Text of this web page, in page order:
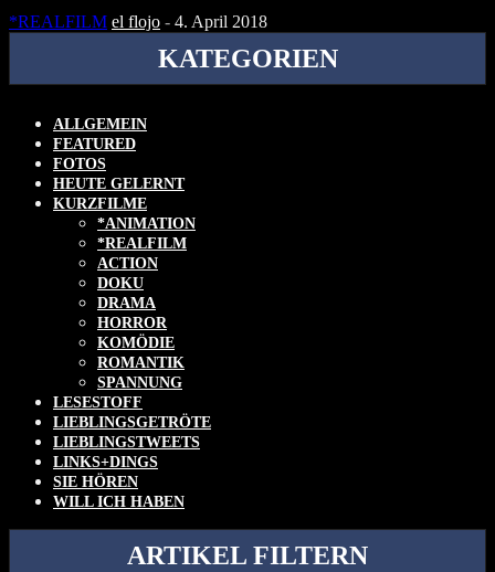
*REALFILM el flojo - 4. April 2018
KATEGORIEN
ALLGEMEIN
FEATURED
FOTOS
HEUTE GELERNT
KURZFILME
*ANIMATION
*REALFILM
ACTION
DOKU
DRAMA
HORROR
KOMÖDIE
ROMANTIK
SPANNUNG
LESESTOFF
LIEBLINGSGETRÖTE
LIEBLINGSTWEETS
LINKS+DINGS
SIE HÖREN
WILL ICH HABEN
ARTIKEL FILTERN